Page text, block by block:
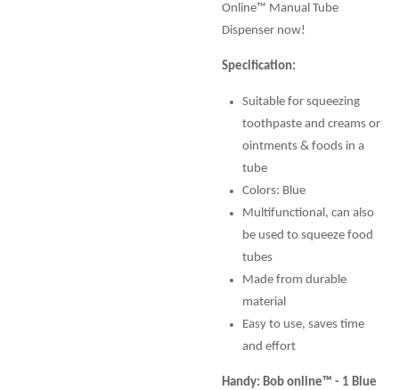
Online™ Manual Tube
Dispenser now!
Specification:
Suitable for squeezing
toothpaste and creams or
ointments & foods in a
tube
Colors: Blue
Multifunctional, can also
be used to squeeze food
tubes
Made from durable
material
Easy to use, saves time
and effort
Handy: Bob online™ - 1 Blue